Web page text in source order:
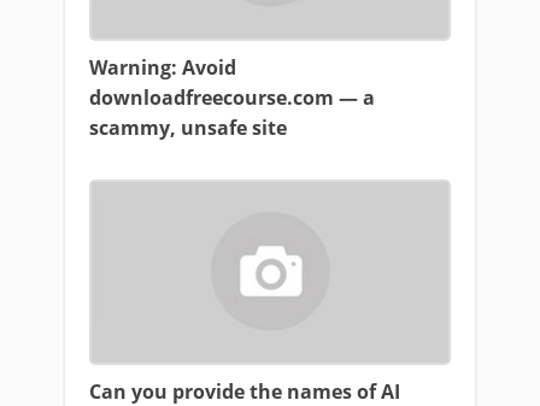
Warning: Avoid
downloadfreecourse.com — a
scammy, unsafe site
Can you provide the names of AI